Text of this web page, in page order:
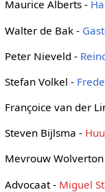
Maurice Alberts -
Walter de Bak -
Peter Nieveld -
Stefan Volkel -
Françoice van der
Steven Bijlsma -
Mevrouw
Advocaat - Miguel